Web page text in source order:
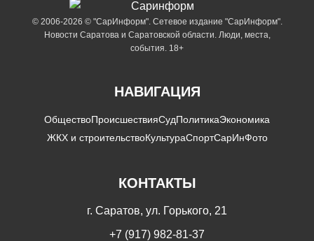
© 2006-2026 © "СарИнформ". Сетевое издание "СарИнформ".
Новости Саратова и Саратовской области. Люди, места,
события. 18+
НАВИГАЦИЯ
ОбществоПроисшествияСудПолитикаЭкономика
ЖКХ и строительствоКультураСпортСарИнФото
КОНТАКТЫ
г. Саратов, ул. Горького, 21
+7 (917) 982-81-37